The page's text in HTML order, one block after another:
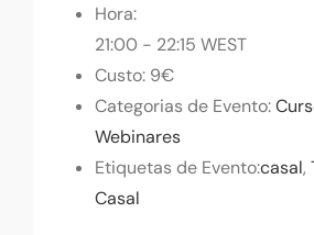
Hora:
21:00 - 22:15 WEST
Custo: 9€
Categorias de Evento:
Webinares
Etiquetas de Evento:casal,
Casal